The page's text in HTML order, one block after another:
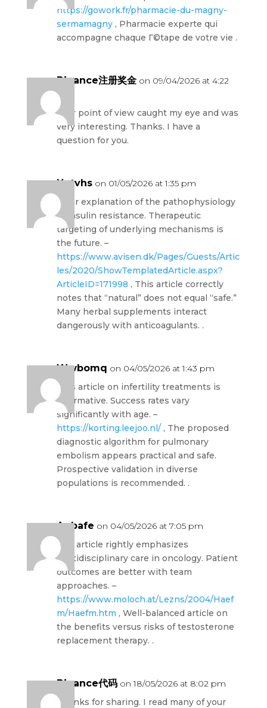
https://gowork.fr/pharmacie-du-magny-
sermamagny, Pharmacie experte qui
accompagne chaque Г©tape de votre vie .
Binance注册奖金 on 09/04/2026 at 4:22
pm
Your point of view caught my eye and was
very interesting. Thanks. I have a
question for you.
Uetvhs on 01/05/2026 at 1:35 pm
Clear explanation of the pathophysiology
of insulin resistance. Therapeutic
targeting of underlying mechanisms is
the future. –
https://www.avisen.dk/Pages/Guests/Artic
les/2020/ShowTemplatedArticle.aspx?
ArticleID=171998 , This article correctly
notes that “natural” does not equal “safe.”
Many herbal supplements interact
dangerously with anticoagulants. .
Wwbomq on 04/05/2026 at 1:43 pm
This article on infertility treatments is
informative. Success rates vary
significantly with age. –
https://korting.leejoo.nl/, The proposed
diagnostic algorithm for pulmonary
embolism appears practical and safe.
Prospective validation in diverse
populations is recommended. .
Aqbafe on 04/05/2026 at 7:05 pm
The article rightly emphasizes
multidisciplinary care in oncology. Patient
outcomes are better with team
approaches. –
https://www.moloch.at/Lezns/2004/Haef
m/Haefm.htm , Well-balanced article on
the benefits versus risks of testosterone
replacement therapy. .
Binance代码 on 18/05/2026 at 8:02 pm
Thanks for sharing. I read many of your